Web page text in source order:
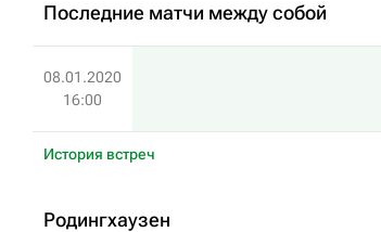
Последние матчи между собой
08.01.2020
16:00
История встреч
Родингхаузен